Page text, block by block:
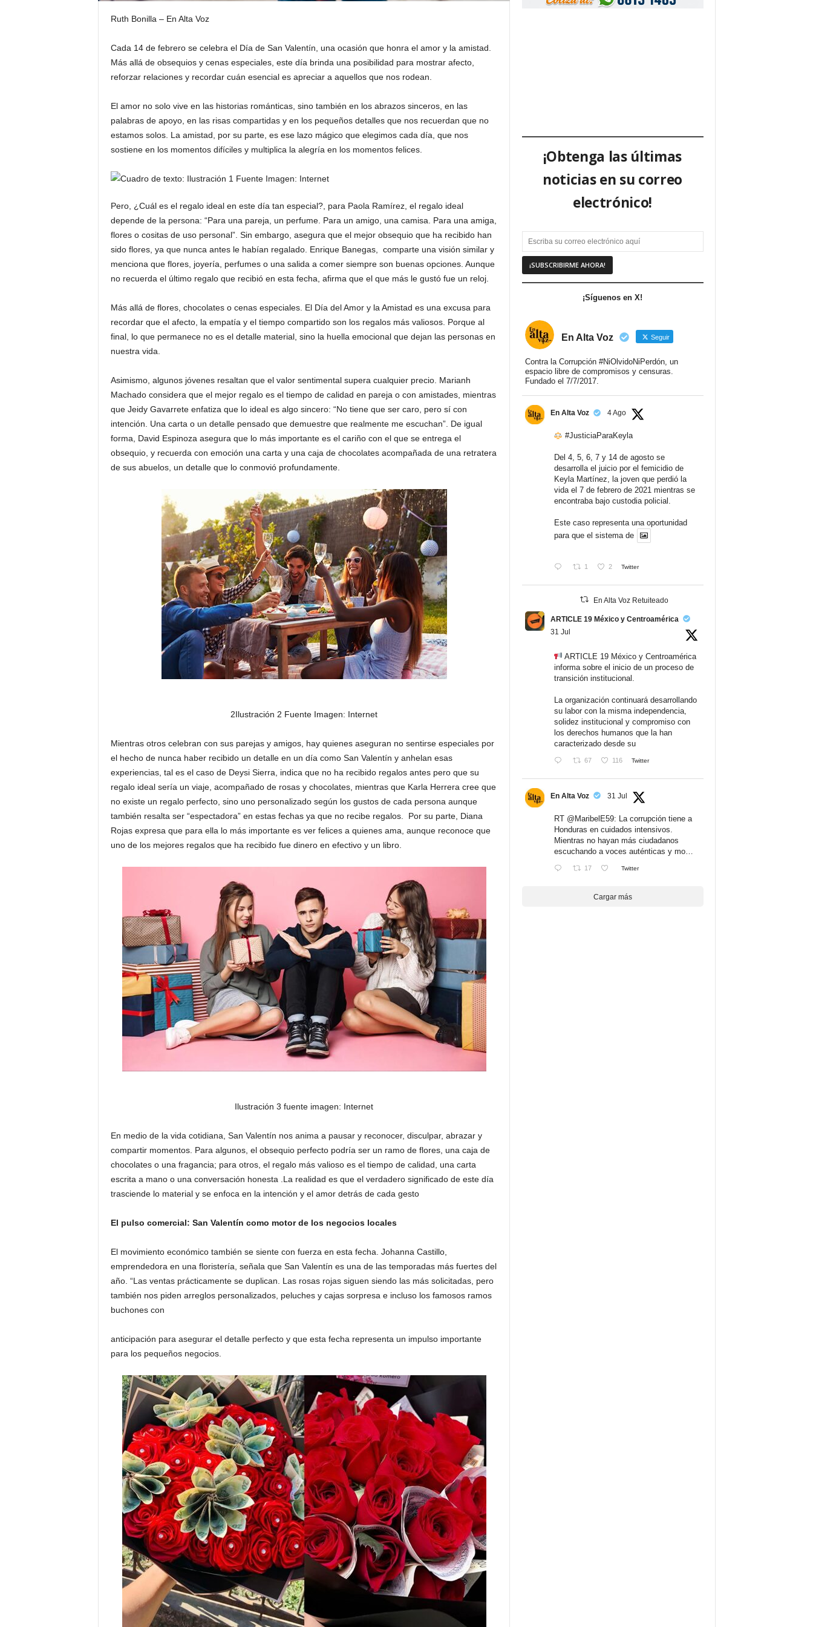
Ruth Bonilla – En Alta Voz
Cada 14 de febrero se celebra el Día de San Valentín, una ocasión que honra el amor y la amistad.
Más allá de obsequios y cenas especiales, este día brinda una posibilidad para mostrar afecto,
reforzar relaciones y recordar cuán esencial es apreciar a aquellos que nos rodean.
El amor no solo vive en las historias románticas, sino también en los abrazos sinceros, en las
palabras de apoyo, en las risas compartidas y en los pequeños detalles que nos recuerdan que no
estamos solos. La amistad, por su parte, es ese lazo mágico que elegimos cada día, que nos
sostiene en los momentos difíciles y multiplica la alegría en los momentos felices.
Pero, ¿Cuál es el regalo ideal en este día tan especial?, para Paola Ramírez, el regalo ideal
depende de la persona: “Para una pareja, un perfume. Para un amigo, una camisa. Para una amiga,
flores o cositas de uso personal”. Sin embargo, asegura que el mejor obsequio que ha recibido han
sido flores, ya que nunca antes le habían regalado. Enrique Banegas, comparte una visión similar y
menciona que flores, joyería, perfumes o una salida a comer siempre son buenas opciones. Aunque
no recuerda el último regalo que recibió en esta fecha, afirma que el que más le gustó fue un reloj.
Más allá de flores, chocolates o cenas especiales. El Día del Amor y la Amistad es una excusa para
recordar que el afecto, la empatía y el tiempo compartido son los regalos más valiosos. Porque al
final, lo que permanece no es el detalle material, sino la huella emocional que dejan las personas en
nuestra vida.
Asimismo, algunos jóvenes resaltan que el valor sentimental supera cualquier precio. Marianh
Machado considera que el mejor regalo es el tiempo de calidad en pareja o con amistades, mientras
que Jeidy Gavarrete enfatiza que lo ideal es algo sincero: “No tiene que ser caro, pero sí con
intención. Una carta o un detalle pensado que demuestre que realmente me escuchan”. De igual
forma, David Espinoza asegura que lo más importante es el cariño con el que se entrega el
obsequio, y recuerda con emoción una carta y una caja de chocolates acompañada de una retratera
de sus abuelos, un detalle que lo conmovió profundamente.
2Ilustración 2 Fuente Imagen: Internet
Mientras otros celebran con sus parejas y amigos, hay quienes aseguran no sentirse especiales por
el hecho de nunca haber recibido un detalle en un día como San Valentín y anhelan esas
experiencias, tal es el caso de Deysi Sierra, indica que no ha recibido regalos antes pero que su
regalo ideal sería un viaje, acompañado de rosas y chocolates, mientras que Karla Herrera cree que
no existe un regalo perfecto, sino uno personalizado según los gustos de cada persona aunque
también resalta ser “espectadora” en estas fechas ya que no recibe regalos. Por su parte, Diana
Rojas expresa que para ella lo más importante es ver felices a quienes ama, aunque reconoce que
uno de los mejores regalos que ha recibido fue dinero en efectivo y un libro.
Ilustración 3 fuente imagen: Internet
En medio de la vida cotidiana, San Valentín nos anima a pausar y reconocer, disculpar, abrazar y
compartir momentos. Para algunos, el obsequio perfecto podría ser un ramo de flores, una caja de
chocolates o una fragancia; para otros, el regalo más valioso es el tiempo de calidad, una carta
escrita a mano o una conversación honesta .La realidad es que el verdadero significado de este día
trasciende lo material y se enfoca en la intención y el amor detrás de cada gesto
El pulso comercial: San Valentín como motor de los negocios locales
El movimiento económico también se siente con fuerza en esta fecha. Johanna Castillo,
emprendedora en una floristería, señala que San Valentín es una de las temporadas más fuertes del
año. “Las ventas prácticamente se duplican. Las rosas rojas siguen siendo las más solicitadas, pero
también nos piden arreglos personalizados, peluches y cajas sorpresa e incluso los famosos ramos
buchones con
anticipación para asegurar el detalle perfecto y que esta fecha representa un impulso importante
para los pequeños negocios.
¡Obtenga las últimas
noticias en su correo
electrónico!
¡Síguenos en X!
En Alta Voz Seguir
Contra la Corrupción #NiOlvidoNiPerdón, un
espacio libre de compromisos y censuras.
Fundado el 7/7/2017.
En Alta Voz 4 Ago
#JusticiaParaKeyla
Del 4, 5, 6, 7 y 14 de agosto se
desarrolla el juicio por el femicidio de
Keyla Martínez, la joven que perdió la
vida el 7 de febrero de 2021 mientras se
encontraba bajo custodia policial.
Este caso representa una oportunidad
para que el sistema de
1 2 Twitter
En Alta Voz Retuiteado
ARTICLE 19 México y Centroamérica
31 Jul
ARTICLE 19 México y Centroamérica
informa sobre el inicio de un proceso de
transición institucional.
La organización continuará desarrollando
su labor con la misma independencia,
solidez institucional y compromiso con
los derechos humanos que la han
caracterizado desde su
67 116 Twitter
En Alta Voz 31 Jul
RT @MaribelE59: La corrupción tiene a
Honduras en cuidados intensivos.
Mientras no hayan más ciudadanos
escuchando a voces auténticas y mo…
17 Twitter
Cargar más